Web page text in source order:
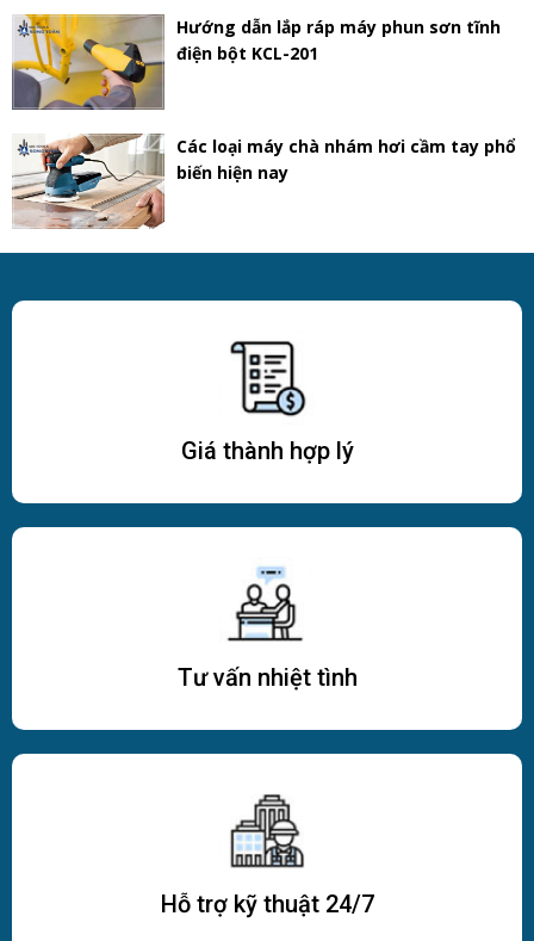
Hướng dẫn lắp ráp máy phun sơn tĩnh
điện bột KCL-201
Các loại máy chà nhám hơi cầm tay phổ
biến hiện nay
Giá thành hợp lý
Tư vấn nhiệt tình
Hỗ trợ kỹ thuật 24/7